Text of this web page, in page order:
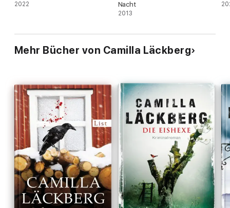
2022
Nacht
2013
Mehr Bücher von Camilla Läckberg